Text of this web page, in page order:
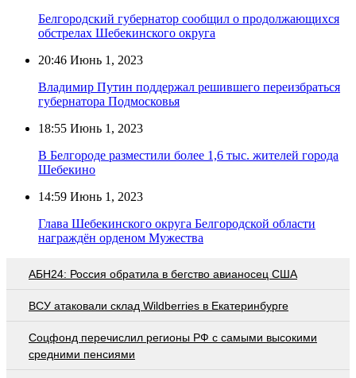
Белгородский губернатор сообщил о продолжающихся
обстрелах Шебекинского округа
20:46 Июнь 1, 2023
Владимир Путин поддержал решившего переизбраться
губернатора Подмосковья
18:55 Июнь 1, 2023
В Белгороде разместили более 1,6 тыс. жителей города
Шебекино
14:59 Июнь 1, 2023
Глава Шебекинского округа Белгородской области
награждён орденом Мужества
АБН24: Россия обратила в бегство авианосец США
ВСУ атаковали склад Wildberries в Екатеринбурге
Соцфонд перечислил регионы РФ с самыми высокими
средними пенсиями